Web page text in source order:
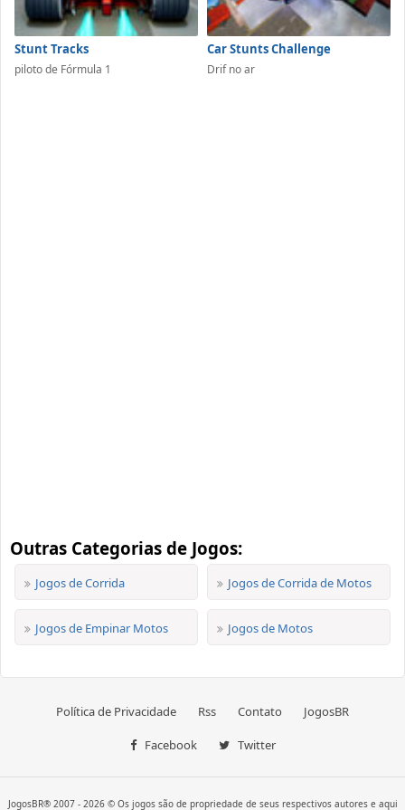
Stunt Tracks
piloto de Fórmula 1
Car Stunts Challenge
Drif no ar
Outras Categorias de Jogos:
Jogos de Corrida Jogos de Corrida de Motos
Jogos de Empinar Motos Jogos de Motos
Política de Privacidade Rss Contato JogosBR
Facebook Twitter
JogosBR® 2007 - 2026 © Os jogos são de propriedade de seus respectivos autores e aqui